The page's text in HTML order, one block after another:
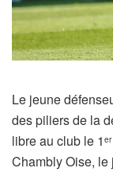
Le jeune
des piliers de la
libre au club le 1 er
Chambly Oise, le